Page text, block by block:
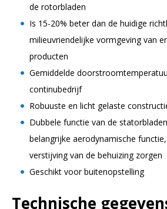
de rotorbladen
Is 15-20% beter dan de huidige
milieuvriendelijke vormgeving van
producten
Gemiddelde
continubedrijf
Robuuste en licht gelaste
Dubbele functie van de
belangrijke aerodynamische
verstijving van de behuizing zorgen
Geschikt voor buitenopstelling
Technische